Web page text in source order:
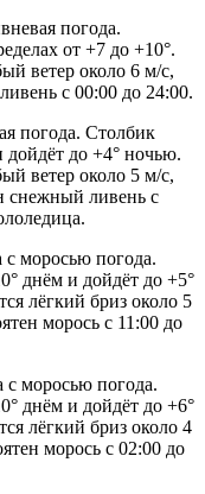
погода.
от +7 до +10°.
ветер около 6 м/с,
с 00:00 до 24:00.
погода. Столбик
дойдёт до +4° ночью.
ветер около 5 м/с,
снежный ливень с
с моросью погода.
днём и дойдёт до +5°
лёгкий бриз около 5
морось с 11:00 до
с моросью погода.
днём и дойдёт до +6°
лёгкий бриз около 4
морось с 02:00 до